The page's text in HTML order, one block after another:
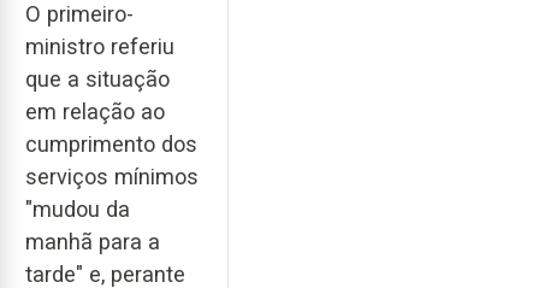
O primeiro-
ministro referiu
que a situação
em relação ao
cumprimento dos
serviços mínimos
"mudou da
manhã para a
tarde" e, perante